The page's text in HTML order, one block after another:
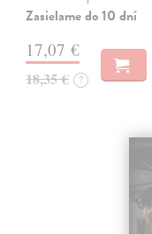
Zasielame do 10 dní
17,07 €
18,35 € ?